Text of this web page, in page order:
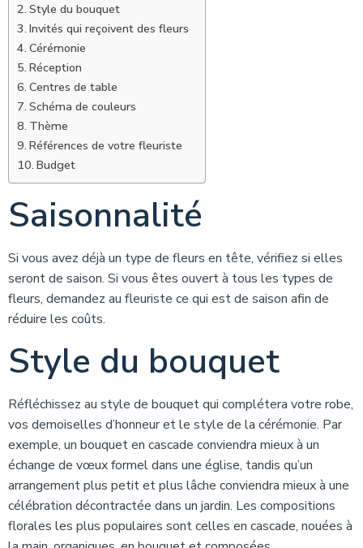
Style du bouquet
Invités qui reçoivent des fleurs
Cérémonie
Réception
Centres de table
Schéma de couleurs
Thème
Références de votre fleuriste
Budget
Saisonnalité
Si vous avez déjà un type de fleurs en tête, vérifiez si elles
seront de saison. Si vous êtes ouvert à tous les types de
fleurs, demandez au fleuriste ce qui est de saison afin de
réduire les coûts.
Style du bouquet
Réfléchissez au style de bouquet qui complétera votre robe,
vos demoiselles d’honneur et le style de la cérémonie. Par
exemple, un bouquet en cascade conviendra mieux à un
échange de vœux formel dans une église, tandis qu’un
arrangement plus petit et plus lâche conviendra mieux à une
célébration décontractée dans un jardin. Les compositions
florales les plus populaires sont celles en cascade, nouées à